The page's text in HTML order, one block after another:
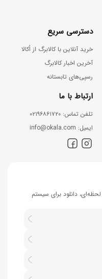
دسترسی سریع
خرید آنلاین با کالابرگ از اُکالا
آخرین اخبار کالابرگ
رسپی‌های تابستانه
ارتباط با ما
ﺗﻠﻔﻦ ﺗﻤﺎس: ۰۲۱۹۶۸۶۱۷۲۰
اﯾﻤﯿﻞ: info@okala.com
دانلود برای سیستم